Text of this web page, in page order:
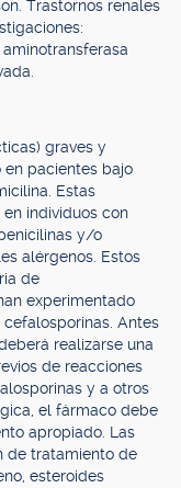
Trastornos renales
graves y
pacientes bajo
Estas
individuos con
y/o
alérgenos. Estos
de
experimentado
Antes
realizarse una
de reacciones
y a otros
el fármaco debe
apropiado. Las
de tratamiento de
esteroides